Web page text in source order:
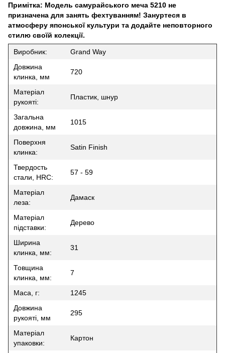
Примітка: Модель самурайського меча 5210 не
призначена для занять фехтуванням! Зануртеся в
атмосферу японської культури та додайте неповторного
стилю своїй колекції.
Виробник:
Grand Way
Довжина
клинка, мм
720
Матеріал
рукояті:
Пластик, шнур
Загальна
довжина, мм
1015
Поверхня
клинка:
Satin Finish
Твердость
стали, HRC:
57 - 59
Матеріал
леза:
Дамаск
Матеріал
підставки:
Дерево
Ширина
клинка, мм:
31
Товщина
клинка, мм:
7
Маса, г:
1245
Довжина
рукояті, мм
295
Матеріал
упаковки:
Картон